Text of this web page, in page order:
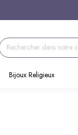
Bijoux Religieux